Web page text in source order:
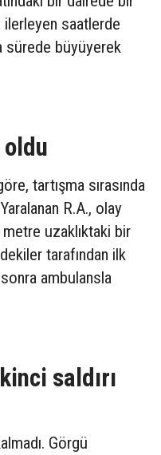
saatlerde
sürede büyüyerek
tartışma sırasında
R.A., olay
uzaklıktaki bir
tarafından ilk
ambulansla
saldırı
Görgü